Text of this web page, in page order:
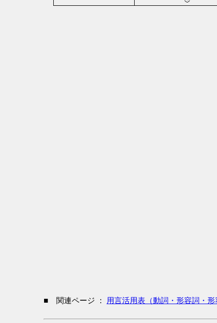
■ 関連ページ ： 用言活用表（動詞・形容詞・